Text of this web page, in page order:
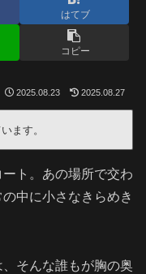
はてブ
コピー
2025.08.23 2025.08.27
ます。
ト。あの場所で交わ
中に小さなきらめき
、そんな誰もが胸の奥